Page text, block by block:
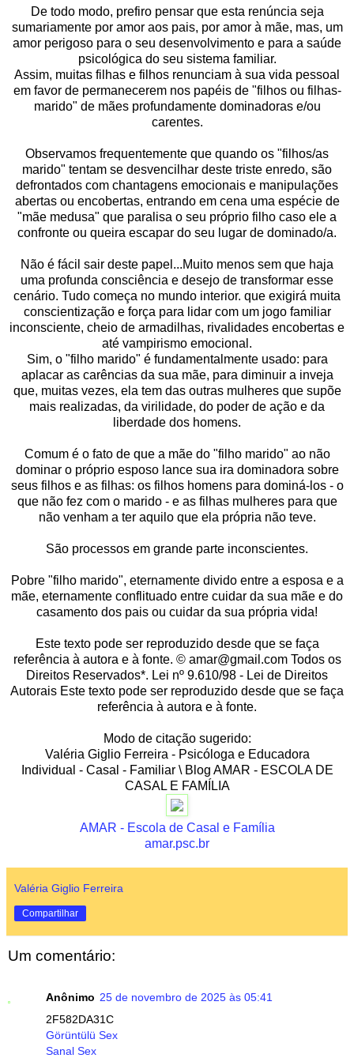
De todo modo, prefiro pensar que esta renúncia seja
sumariamente por amor aos pais, por amor à mãe, mas, um
amor perigoso para o seu desenvolvimento e para a saúde
psicológica do seu sistema familiar.
Assim, muitas filhas e filhos renunciam à sua vida pessoal
em favor de permanecerem nos papéis de "filhos ou filhas-
marido" de mães profundamente dominadoras e/ou
carentes.
Observamos frequentemente que quando os "filhos/as
marido" tentam se desvencilhar deste triste enredo, são
defrontados com chantagens emocionais e manipulações
abertas ou encobertas, entrando em cena uma espécie de
"mãe medusa" que paralisa o seu próprio filho caso ele a
confronte ou queira escapar do seu lugar de dominado/a.
Não é fácil sair deste papel...Muito menos sem que haja
uma profunda consciência e desejo de transformar esse
cenário. Tudo começa no mundo interior. que exigirá muita
conscientização e força para lidar com um jogo familiar
inconsciente, cheio de armadilhas, rivalidades encobertas e
até vampirismo emocional.
Sim, o "filho marido" é fundamentalmente usado: para
aplacar as carências da sua mãe, para diminuir a inveja
que, muitas vezes, ela tem das outras mulheres que supõe
mais realizadas, da virilidade, do poder de ação e da
liberdade dos homens.
Comum é o fato de que a mãe do "filho marido" ao não
dominar o próprio esposo lance sua ira dominadora sobre
seus filhos e as filhas: os filhos homens para dominá-los - o
que não fez com o marido - e as filhas mulheres para que
não venham a ter aquilo que ela própria não teve.
São processos em grande parte inconscientes.
Pobre "filho marido", eternamente divido entre a esposa e a
mãe, eternamente conflituado entre cuidar da sua mãe e do
casamento dos pais ou cuidar da sua própria vida!
Este texto pode ser reproduzido desde que se faça
referência à autora e à fonte. © amar@gmail.com Todos os
Direitos Reservados*. Lei nº 9.610/98 - Lei de Direitos
Autorais Este texto pode ser reproduzido desde que se faça
referência à autora e à fonte.
Modo de citação sugerido:
Valéria Giglio Ferreira - Psicóloga e Educadora
Individual - Casal - Familiar \ Blog AMAR - ESCOLA DE
CASAL E FAMÍLIA
AMAR - Escola de Casal e Família
amar.psc.br
Valéria Giglio Ferreira
Compartilhar
Um comentário:
Anônimo 25 de novembro de 2025 às 05:41
2F582DA31C
Görüntülü Sex
Sanal Sex